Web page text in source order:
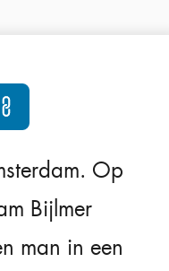
Op
Bijlmer
man in een